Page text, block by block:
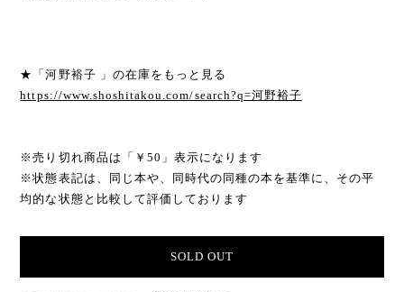
★「河野裕子 」の在庫をもっと見る
https://www.shoshitakou.com/search?q=河野裕子
※売り切れ商品は「￥50」表示になります
※状態表記は、同じ本や、同時代の同種の本を基準に、その平
均的な状態と比較して評価しております
SOLD OUT